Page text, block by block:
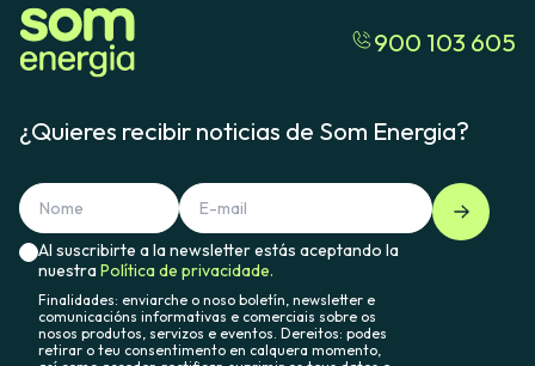
900 103 605
¿Quieres recibir noticias de Som Energia?
Al suscribirte a la newsletter estás aceptando la
nuestraPolítica de privacidade.
Finalidades: enviarche o noso boletín, newsletter e
comunicacións informativas e comerciais sobre os
nosos produtos, servizos e eventos. Dereitos: podes
retirar o teu consentimento en calquera momento,